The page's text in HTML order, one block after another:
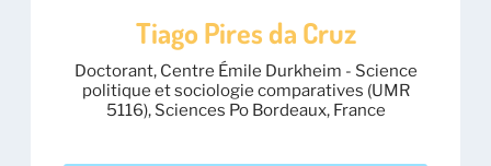
Tiago Pires da Cruz
Doctorant, Centre Émile Durkheim - Science
politique et sociologie comparatives (UMR
5116), Sciences Po Bordeaux, France